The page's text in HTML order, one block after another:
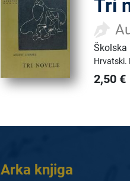
Tri
Školska
Hrvatski.
2,50 €
Arka knjiga